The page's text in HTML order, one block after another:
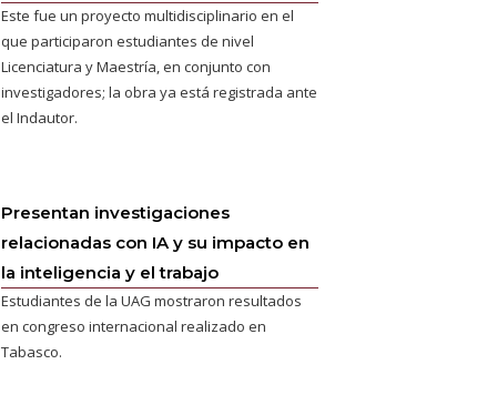
Este fue un proyecto multidisciplinario en el
que participaron estudiantes de nivel
Licenciatura y Maestría, en conjunto con
investigadores; la obra ya está registrada ante
el Indautor.
Presentan investigaciones
relacionadas con IA y su impacto en
la inteligencia y el trabajo
Estudiantes de la UAG mostraron resultados
en congreso internacional realizado en
Tabasco.